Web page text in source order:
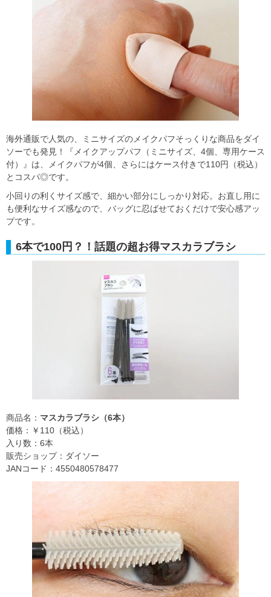
海外通販で人気の、ミニサイズのメイクパフそっくりな商品をダイ
ソーでも発見！『メイクアップパフ（ミニサイズ、4個、専用ケース
付）』は、メイクパフが4個、さらにはケース付きで110円（税込）
とコスパ◎です。
小回りの利くサイズ感で、細かい部分にしっかり対応。お直し用に
も便利なサイズ感なので、バッグに忍ばせておくだけで安心感アッ
プです。
6本で100円？！話題の超お得マスカラブラシ
商品名： マスカラブラシ（6本）
価格：￥110（税込）
入り数：6本
販売ショップ：ダイソー
JANコード：4550480578477